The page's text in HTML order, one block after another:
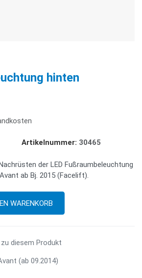
hinten
Artikelnummer: 30465
der LED Fußraumbeleuchtung
ab Bj. 2015 (Facelift).
diesem Produkt
(ab 09.2014)